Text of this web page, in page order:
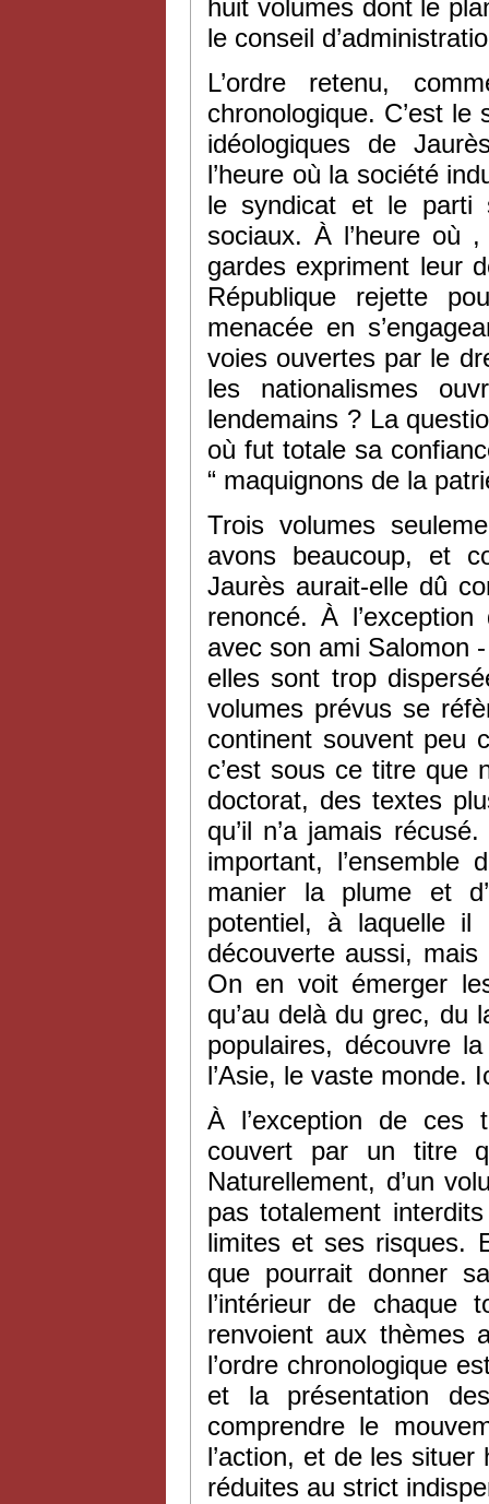
huit volumes dont le
le conseil
L’ordre retenu,
chronologique. C’est
idéologiques de
l’heure où la société
le syndicat et le parti
sociaux. À l’heure où
gardes expriment leur
République rejette
menacée en
voies ouvertes par le
les nationalismes
lendemains ? La
où fut totale sa
“ maquignons de la
Trois volumes
avons beaucoup, et
Jaurès aurait-elle dû
renoncé. À
avec son ami Salomon
elles sont trop
volumes prévus se
continent souvent peu
c’est sous ce titre que
doctorat, des textes
qu’il n’a jamais
important,
manier la plume et
potentiel, à laquelle il
découverte aussi,
On en voit émerger
qu’au delà du grec, du
populaires, découvre
l’Asie, le vaste monde.
À l’exception de ces
couvert par un titre
Naturellement, d’un
pas totalement
limites et ses risques.
que pourrait donner
l’intérieur de chaque
renvoient aux thèmes
l’ordre chronologique
et la présentation
comprendre le
l’action, et de les
réduites au strict